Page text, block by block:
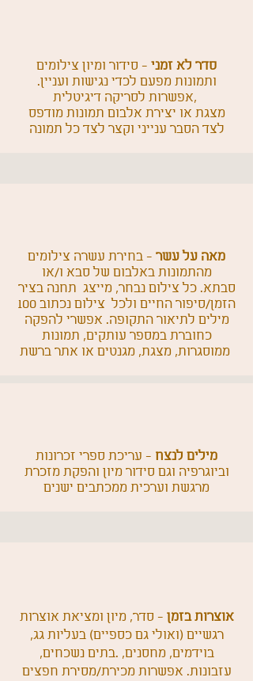
סדר לא זמני - סידור ומיון צילומים
ותמונות מפעם לכדי נגישות ועניין.
אפשרות לסריקה דיגיטלית,
מצגת או יצירת אלבום תמונות מודפס
לצד הסבר ענייני וקצר לצד כל תמונה
מאה על עשר - בחירת עשרה צילומים
מהתמונות באלבום של סבא ו/או
סבתא. כל צילום נבחר, מייצג תחנה בציר
הזמן/סיפור החיים ולכל צילום נכתוב 100
מילים לתיאור התקופה. אפשרי להפקה
כחוברת במספר עותקים, תמונות
מילים לנצח - עריכת ספרי זכרונות
וביוגרפיה וגם סידור מיון והפקת מזכרת
מרגשת וערכית ממכתבים ישנים
אוצרות בזמן - סדר, מיון ומציאת אוצרות
רגשיים (ואולי גם כספיים) בעליות גג,
בוידמים, מחסנים, .בתים נשכחים,
עזבונות. אפשרות מכירת/מסירת חפצים